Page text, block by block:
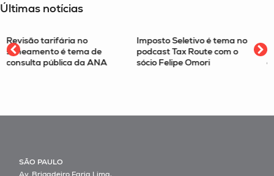
Últimas notícias
Imposto Seletivo é tema no
podcast Tax Route com o
sócio Felipe Omori
Filtro da relevância passa a
valer para recursos
especiais no STJ
SÃO PAULO